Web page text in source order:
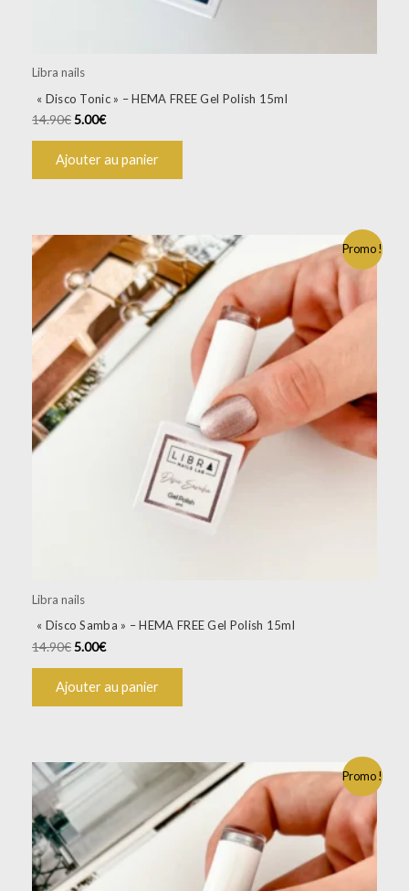
Libra nails
« Disco Tonic » – HEMA FREE Gel Polish 15ml
14.90€5.00€
Ajouter au panier
Promo !
Libra nails
« Disco Samba » – HEMA FREE Gel Polish 15ml
14.90€5.00€
Ajouter au panier
Promo !